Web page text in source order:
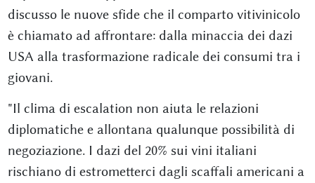
discusso le nuove sfide che il comparto vitivinicolo
è chiamato ad affrontare: dalla minaccia dei dazi
USA alla trasformazione radicale dei consumi tra i
giovani.
"Il clima di escalation non aiuta le relazioni
diplomatiche e allontana qualunque possibilità di
negoziazione. I dazi del 20% sui vini italiani
rischiano di estrometterci dagli scaffali americani a